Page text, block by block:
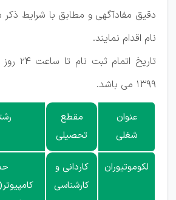
دقیق مفادآگهی و مطابق با شرایط
نام اقدام نمایند.
1399 می باشد.
عنوان
شغلی
مقطع
تحصیلی
لکوموتیوران
کاردانی و
کارشناسی